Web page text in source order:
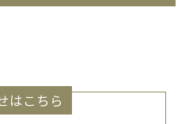
はこちら